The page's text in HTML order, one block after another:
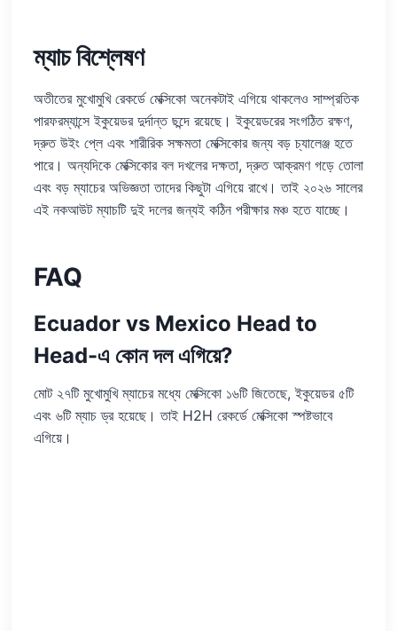
ম্যাচ বিশ্লেষণ
অতীতের মুখোমুখি রেকর্ডে মেক্সিকো অনেকটাই এগিয়ে থাকলেও সাম্প্রতিক
পারফরম্যান্সে ইকুয়েডর দুর্দান্ত ছন্দে রয়েছে। ইকুয়েডরের সংগঠিত রক্ষণ,
দ্রুত উইং প্লে এবং শারীরিক সক্ষমতা মেক্সিকোর জন্য বড় চ্যালেঞ্জ হতে
পারে। অন্যদিকে মেক্সিকোর বল দখলের দক্ষতা, দ্রুত আক্রমণ গড়ে তোলা
এবং বড় ম্যাচের অভিজ্ঞতা তাদের কিছুটা এগিয়ে রাখে। তাই ২০২৬ সালের
এই নকআউট ম্যাচটি দুই দলের জন্যই কঠিন পরীক্ষার মঞ্চ হতে যাচ্ছে।
FAQ
Ecuador vs Mexico Head to
Head-এ কোন দল এগিয়ে?
মোট ২৭টি মুখোমুখি ম্যাচের মধ্যে মেক্সিকো ১৬টি জিতেছে, ইকুয়েডর ৫টি
এবং ৬টি ম্যাচ ড্র হয়েছে। তাই H2H রেকর্ডে মেক্সিকো স্পষ্টভাবে
এগিয়ে।